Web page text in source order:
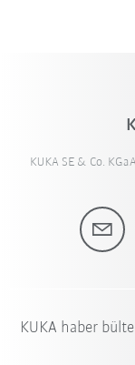
KUKA SE & Co.
KUKA haber